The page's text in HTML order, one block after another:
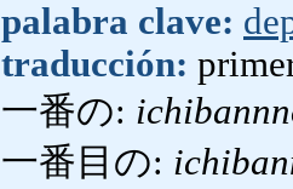
palabra clave:
traducción:
一番の:
一番目の: